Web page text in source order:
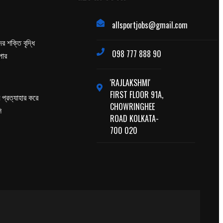
শক্তি বৃদ্ধি
করে
allsportjobs@gmail.com
098 777 888 90
'RAJLAKSHMI'
FIRST FLOOR 91A,
CHOWRINGHEE
ROAD KOLKATA-
700 020